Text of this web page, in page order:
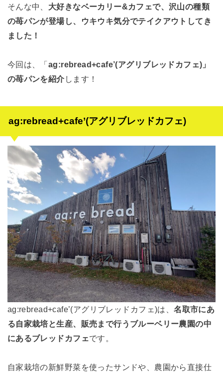
そんな中、 大好きなベーカリー&カフェで、沢山の種類
の苺パンが登場し、ウキウキ気分でテイクアウトしてき
ました！
今回は、「ag:rebread+cafe’(アグリブレッドカフェ)」
の苺パンを紹介 します！
ag:rebread+cafe’(アグリブレッドカフェ)
ag:rebread+cafe’(アグリブレッドカフェ)は、名取市にあ
る自家栽培と生産、販売まで行うブルーベリー農園の中
にあるブレッドカフェです。
自家栽培の新鮮野菜を使ったサンドや、農園から直接仕